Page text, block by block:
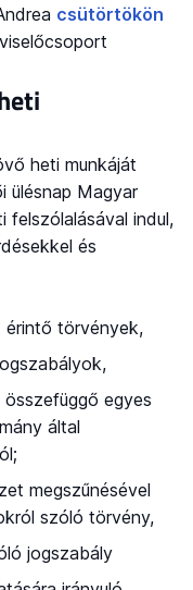
csütörtökön
heti munkáját
ülésnap Magyar
felszólalásával indul,
és
érintő törvények,
egyes
által
megszűnésével
szóló törvény,
jogszabály